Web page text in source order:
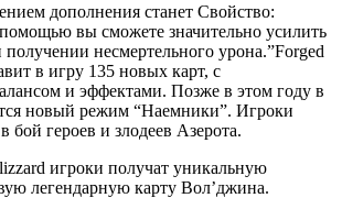
дополнения станет Свойство:
вы сможете значительно усилить
несмертельного урона.”Forged
в игру 135 новых карт, с
и эффектами. Позже в этом году в
новый режим “Наемники”. Игроки
бой героев и злодеев Азерота.
игроки получат уникальную
легендарную карту Вол’джина.